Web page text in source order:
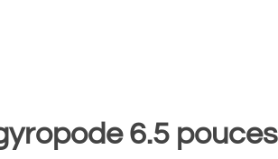
6.5 pouces